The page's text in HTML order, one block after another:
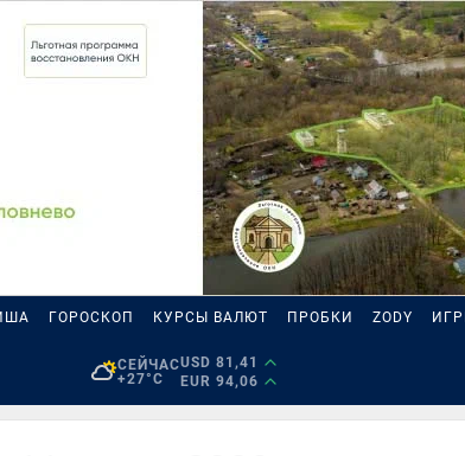
ГОРОСКОП КУРСЫ ВАЛЮТ ПРОБКИ ZODY
СЕЙЧАС
+27°C
USD 81,41
EUR 94,06